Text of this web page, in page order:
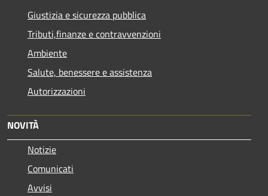
Giustizia e sicurezza pubblica
Tributi,finanze e contravvenzioni
Ambiente
Salute, benessere e assistenza
Autorizzazioni
NOVITÀ
Notizie
Comunicati
Avvisi